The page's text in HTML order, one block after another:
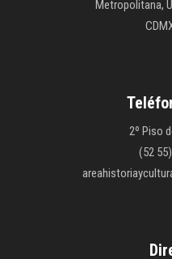
Metropolitana,
2º Piso
(52